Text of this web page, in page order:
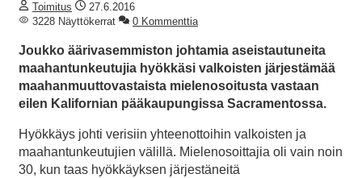
Toimitus
27.6.2016
3228 Näyttökerrat
0 Kommenttia
Joukko äärivasemmiston johtamia aseistautuneita
maahantunkeutujia hyökkäsi valkoisten järjestämää
maahanmuuttovastaista mielenosoitusta vastaan
eilen Kalifornian pääkaupungissa Sacramentossa.
Hyökkäys johti verisiin yhteenottoihin valkoisten ja
maahantunkeutujien välillä. Mielenosoittajia oli vain noin
30, kun taas hyökkäyksen järjestäneitä